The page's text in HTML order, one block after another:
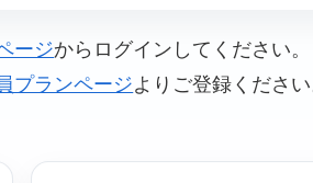
ージからログインしてください。
プランページよりご登録ください